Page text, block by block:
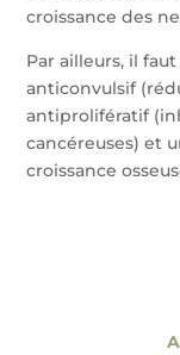
croissance des
Par ailleurs, il
anticonvulsif
antiprolifératif
cancéreuses) et
croissance